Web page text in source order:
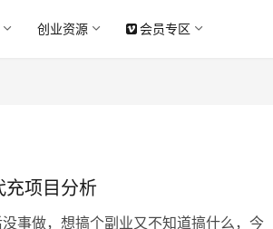
创业资源 会员专区
充项目分析
事做，想搞个副业又不知道搞什么，今